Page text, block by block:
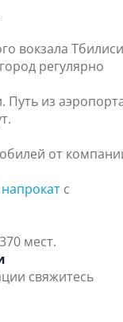
вокзала Тбилиси
регулярно
Путь из
от
с
мест.
свяжитесь